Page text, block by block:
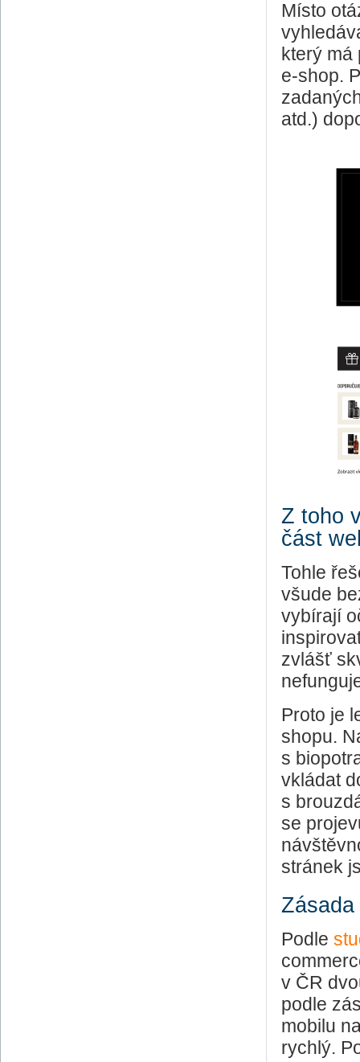
Místo
který
e-shop.
atd.)
Z toho
část
Tohle
všude
vybírají
zvlášť
Proto je
shopu.
s
vkládat
s
se
stránek
Podle
v ČR
podle
mobilu
rychlý.